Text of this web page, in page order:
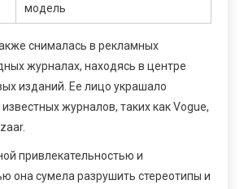
модель
снималась в рекламных
журналах, находясь в центре
изданий. Ее лицо украшало
журналов, таких как Vogue,
привлекательностью и
она сумела разрушить стереотипы и